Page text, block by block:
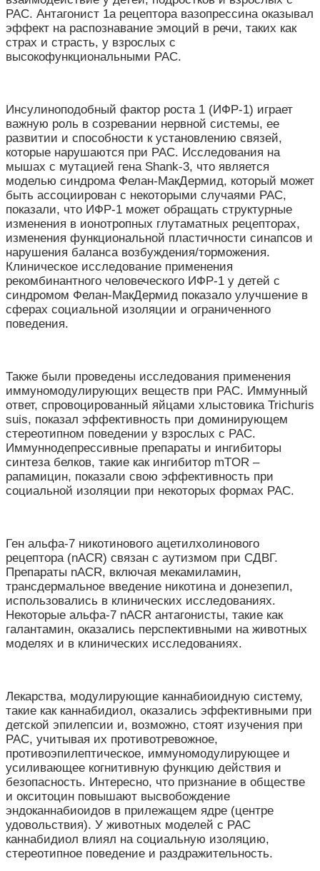
РАС. Антагонист 1а рецептора вазопрессина оказывал
эффект на распознавание эмоций в речи, таких как
страх и страсть, у взрослых с
высокофункциональными РАС.
Инсулиноподобный фактор роста 1 (ИФР-1) играет
важную роль в созревании нервной системы, ее
развитии и способности к установлению связей,
которые нарушаются при РАС. Исследования на
мышах с мутацией гена Shank-3, что является
моделью синдрома Фелан-МакДермид, который может
быть ассоциирован с некоторыми случаями РАС,
показали, что ИФР-1 может обращать структурные
изменения в ионотропных глутаматных рецепторах,
изменения функциональной пластичности синапсов и
нарушения баланса возбуждения/торможения.
Клиническое исследование применения
рекомбинантного человеческого ИФР-1 у детей с
синдромом Фелан-МакДермид показало улучшение в
сферах социальной изоляции и ограниченного
поведения.
Также были проведены исследования применения
иммуномодулирующих веществ при РАС. Иммунный
ответ, спровоцированный яйцами хлыстовика Trichuris
suis, показал эффективность при доминирующем
стереотипном поведении у взрослых с РАС.
Иммуннодепрессивные препараты и ингибиторы
синтеза белков, такие как ингибитор mTOR –
рапамицин, показали свою эффективность при
социальной изоляции при некоторых формах РАС.
Ген альфа-7 никотинового ацетилхолинового
рецептора (nACR) связан с аутизмом при СДВГ.
Препараты nACR, включая мекамиламин,
трансдермальное введение никотина и донезепил,
использовались в клинических исследованиях.
Некоторые альфа-7 nACR антагонисты, такие как
галантамин, оказались перспективными на животных
моделях и в клинических исследованиях.
Лекарства, модулирующие каннабиоидную систему,
такие как каннабидиол, оказались эффективными при
детской эпилепсии и, возможно, стоят изучения при
РАС, учитывая их противотревожное,
противоэпилептическое, иммуномодулирующее и
усиливающее когнитивную функцию действия и
безопасность. Интересно, что признание в обществе
и окситоцин повышают высвобождение
эндоканнабиоидов в прилежащем ядре (центре
удовольствия). У животных моделей с РАС
каннабидиол влиял на социальную изоляцию,
стереотипное поведение и раздражительность.